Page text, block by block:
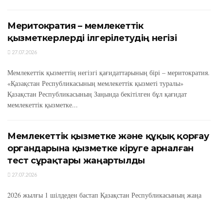
Меритократия – мемлекеттік
қызметкерлерді ілгерілетудің негізі
27.07.2026
Мемлекеттік қызметтің негізгі қағидаттарының бірі – меритократия.
«Қазақстан Республикасының мемлекеттік қызметі туралы»
Қазақстан Республикасының Заңында бекітілген бұл қағидат
мемлекеттік қызметке...
Мемлекеттік қызметке және құқық қорғау
органдарына қызметке кіруге арналған
тест сұрақтары жаңартылды
27.07.2026
2026 жылғы 1 шілдеден бастап Қазақстан Республикасының жаңа